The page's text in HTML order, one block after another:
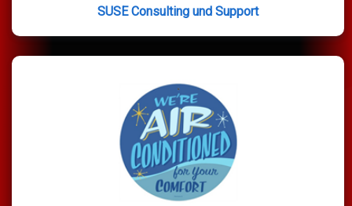
SUSE Consulting und Support